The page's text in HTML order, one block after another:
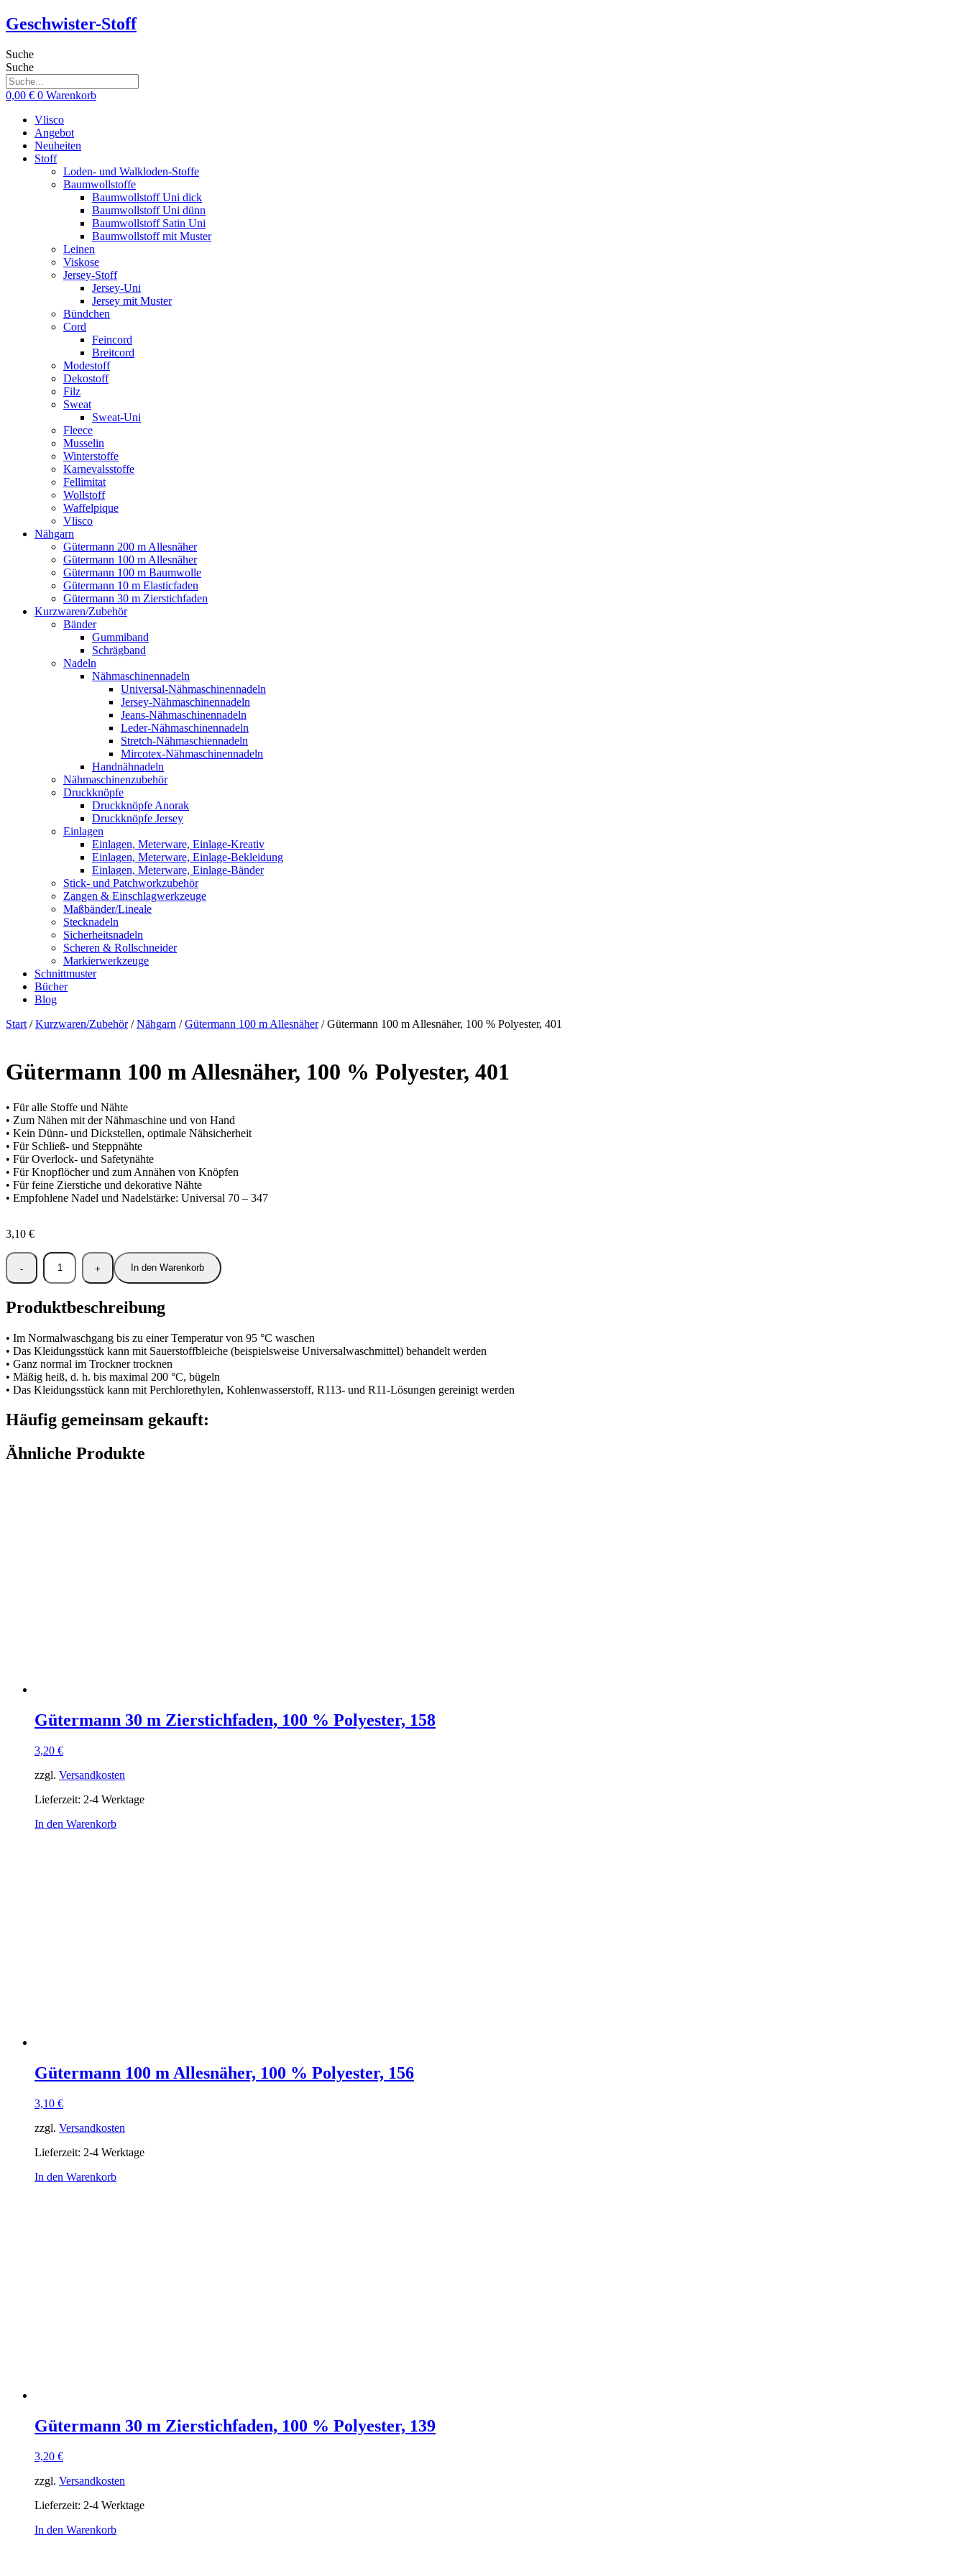
Zum
Inhalt
Geschwister-Stoff
Suche
Suche
0,00 € 0 Warenkorb
Vlisco
Angebot
Neuheiten
Stoff
Loden- und Walkloden-Stoffe
Baumwollstoffe
Baumwollstoff Uni dick
Baumwollstoff Uni dünn
Baumwollstoff Satin Uni
Baumwollstoff mit Muster
Leinen
Viskose
Jersey-Stoff
Jersey-Uni
Jersey mit Muster
Bündchen
Cord
Feincord
Breitcord
Modestoff
Dekostoff
Filz
Sweat
Sweat-Uni
Fleece
Musselin
Winterstoffe
Karnevalsstoffe
Fellimitat
Wollstoff
Waffelpique
Vlisco
Nähgarn
Gütermann 200 m Allesnäher
Gütermann 100 m Allesnäher
Gütermann 100 m Baumwolle
Gütermann 10 m Elasticfaden
Gütermann 30 m Zierstichfaden
Kurzwaren/Zubehör
Bänder
Gummiband
Schrägband
Nadeln
Nähmaschinennadeln
Universal-Nähmaschinennadeln
Jersey-Nähmaschinennadeln
Jeans-Nähmaschinennadeln
Leder-Nähmaschinennadeln
Stretch-Nähmaschiennadeln
Mircotex-Nähmaschinennadeln
Handnähnadeln
Nähmaschinenzubehör
Druckknöpfe
Druckknöpfe Anorak
Druckknöpfe Jersey
Einlagen
Einlagen, Meterware, Einlage-Kreativ
Einlagen, Meterware, Einlage-Bekleidung
Einlagen, Meterware, Einlage-Bänder
Stick- und Patchworkzubehör
Zangen & Einschlagwerkzeuge
Maßbänder/Lineale
Stecknadeln
Sicherheitsnadeln
Scheren & Rollschneider
Markierwerkzeuge
Schnittmuster
Bücher
Blog
Start /Kurzwaren/Zubehör/Nähgarn /Gütermann 100 m Allesnäher/ Gütermann 100 m Allesnäher, 100 % Polyester, 401
Gütermann 100 m Allesnäher, 100 % Polyester, 401
• Für alle Stoffe und Nähte
• Zum Nähen mit der Nähmaschine und von Hand
• Kein Dünn- und Dickstellen, optimale Nähsicherheit
• Für Schließ- und Steppnähte
• Für Overlock- und Safetynähte
• Für Knopflöcher und zum Annähen von Knöpfen
• Für feine Zierstiche und dekorative Nähte
• Empfohlene Nadel und Nadelstärke: Universal 70 – 347
3,10 €
In den Warenkorb
Produktbeschreibung
• Im Normalwaschgang bis zu einer Temperatur von 95 °C waschen
• Das Kleidungsstück kann mit Sauerstoffbleiche (beispielsweise Universalwaschmittel) behandelt werden
• Ganz normal im Trockner trocknen
• Mäßig heiß, d. h. bis maximal 200 °C, bügeln
• Das Kleidungsstück kann mit Perchlorethylen, Kohlenwasserstoff, R113- und R11-Lösungen gereinigt werden
Häufig gemeinsam gekauft:
Ähnliche Produkte
Gütermann 30 m Zierstichfaden, 100 % Polyester, 158
3,20 €
zzgl. Versandkosten
Lieferzeit: 2-4 Werktage
In den Warenkorb
Gütermann 100 m Allesnäher, 100 % Polyester, 156
3,10 €
zzgl. Versandkosten
Lieferzeit: 2-4 Werktage
In den Warenkorb
Gütermann 30 m Zierstichfaden, 100 % Polyester, 139
3,20 €
zzgl. Versandkosten
Lieferzeit: 2-4 Werktage
In den Warenkorb